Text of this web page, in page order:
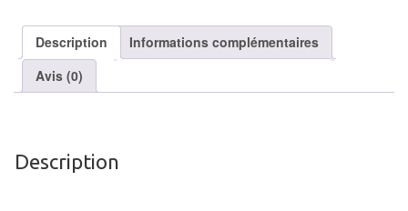
en
anglais
français
Description
Informations complémentaires
Avis (0)
Description